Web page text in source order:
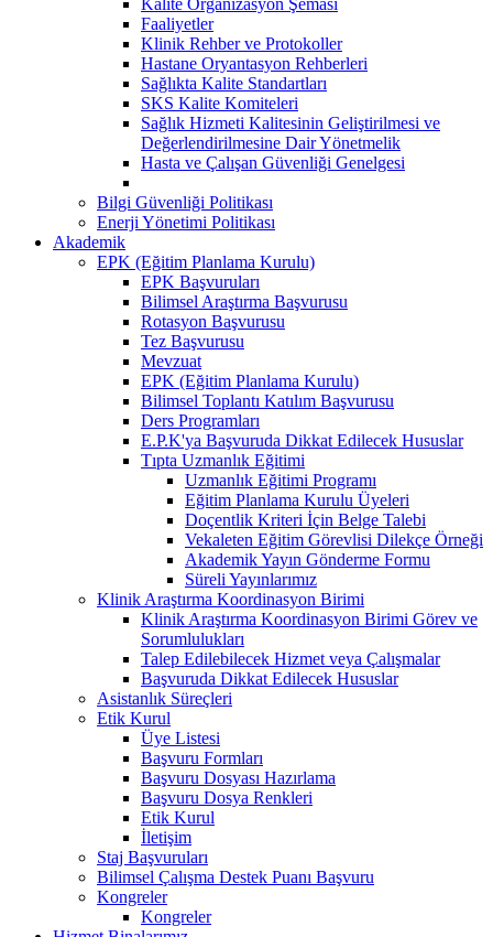
Faaliyetler
Klinik Rehber ve Protokoller
Hastane Oryantasyon Rehberleri
Sağlıkta Kalite Standartları
SKS Kalite Komiteleri
Sağlık Hizmeti Kalitesinin Geliştirilmesi ve
Değerlendirilmesine Dair Yönetmelik
Hasta ve Çalışan Güvenliği Genelgesi
Bilgi Güvenliği Politikası
Enerji Yönetimi Politikası
Akademik
EPK (Eğitim Planlama Kurulu)
EPK Başvuruları
Bilimsel Araştırma Başvurusu
Rotasyon Başvurusu
Tez Başvurusu
Mevzuat
EPK (Eğitim Planlama Kurulu)
Bilimsel Toplantı Katılım Başvurusu
Ders Programları
E.P.K'ya Başvuruda Dikkat Edilecek Hususlar
Tıpta Uzmanlık Eğitimi
Uzmanlık Eğitimi Programı
Eğitim Planlama Kurulu Üyeleri
Doçentlik Kriteri İçin Belge Talebi
Vekaleten Eğitim Görevlisi Dilekçe Örneği
Akademik Yayın Gönderme Formu
Süreli Yayınlarımız
Klinik Araştırma Koordinasyon Birimi
Klinik Araştırma Koordinasyon Birimi Görev ve
Sorumlulukları
Talep Edilebilecek Hizmet veya Çalışmalar
Başvuruda Dikkat Edilecek Hususlar
Asistanlık Süreçleri
Etik Kurul
Üye Listesi
Başvuru Formları
Başvuru Dosyası Hazırlama
Başvuru Dosya Renkleri
Etik Kurul
İletişim
Staj Başvuruları
Bilimsel Çalışma Destek Puanı Başvuru
Kongreler
Kongreler